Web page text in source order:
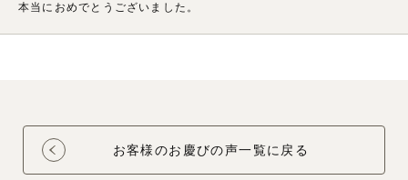
本当におめでとうございました。
お客様のお慶びの声一覧に戻る